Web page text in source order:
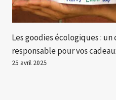
Les goodies écologiques :
responsable pour vos
25 avril 2025